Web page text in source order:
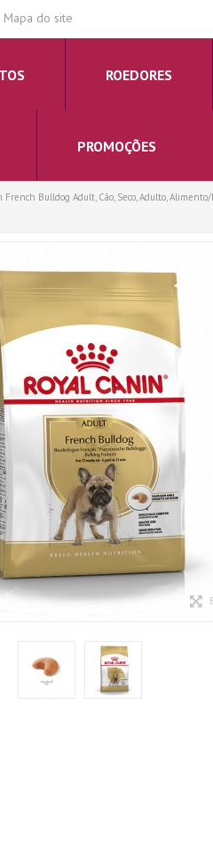
Mapa do site
ROEDORES
PROMOÇÕES
French Bulldog Adult, Cão, Seco, Adulto, Alimento/